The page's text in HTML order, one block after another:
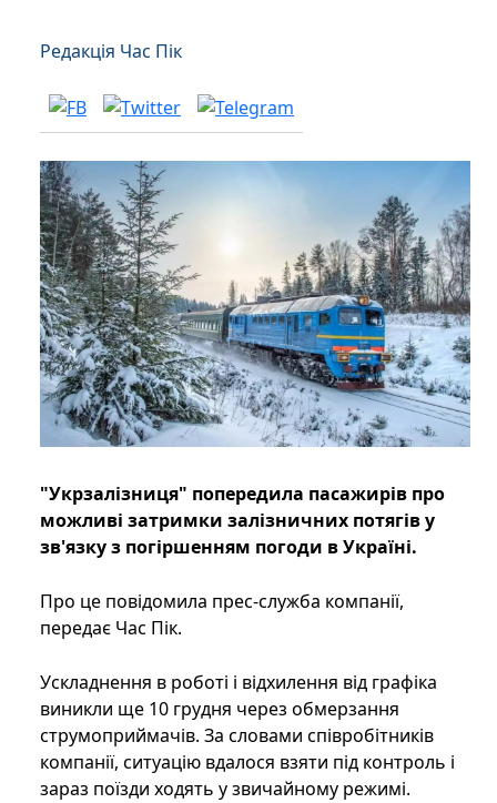
Редакція Час Пік
"Укрзалізниця" попередила пасажирів про
можливі затримки залізничних потягів у
зв'язку з погіршенням погоди в Україні.
Про це повідомила прес-служба компанії,
передає Час Пік.
Ускладнення в роботі і відхилення від графіка
виникли ще 10 грудня через обмерзання
струмоприймачів. За словами співробітників
компанії, ситуацію вдалося взяти під контроль і
зараз поїзди ходять у звичайному режимі.